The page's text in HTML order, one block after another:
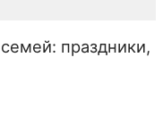
праздники,